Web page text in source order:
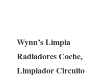
Wynn’s Limpia
Radiadores Coche,
Limpiador Circuito